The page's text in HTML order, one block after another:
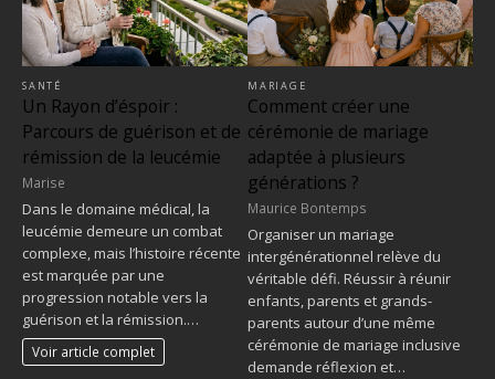
SANTÉ
Un Rayon d’éspoir :
Parcours de guérison et de
rémission de la leucémie
Marise
Dans le domaine médical, la
leucémie demeure un combat
complexe, mais l’histoire récente
est marquée par une
progression notable vers la
guérison et la rémission.…
Voir article complet
MARIAGE
Comment créer une
cérémonie de mariage
adaptée à plusieurs
générations ?
Maurice Bontemps
Organiser un mariage
intergénérationnel relève du
véritable défi. Réussir à réunir
enfants, parents et grands-
parents autour d’une même
cérémonie de mariage inclusive
demande réflexion et…